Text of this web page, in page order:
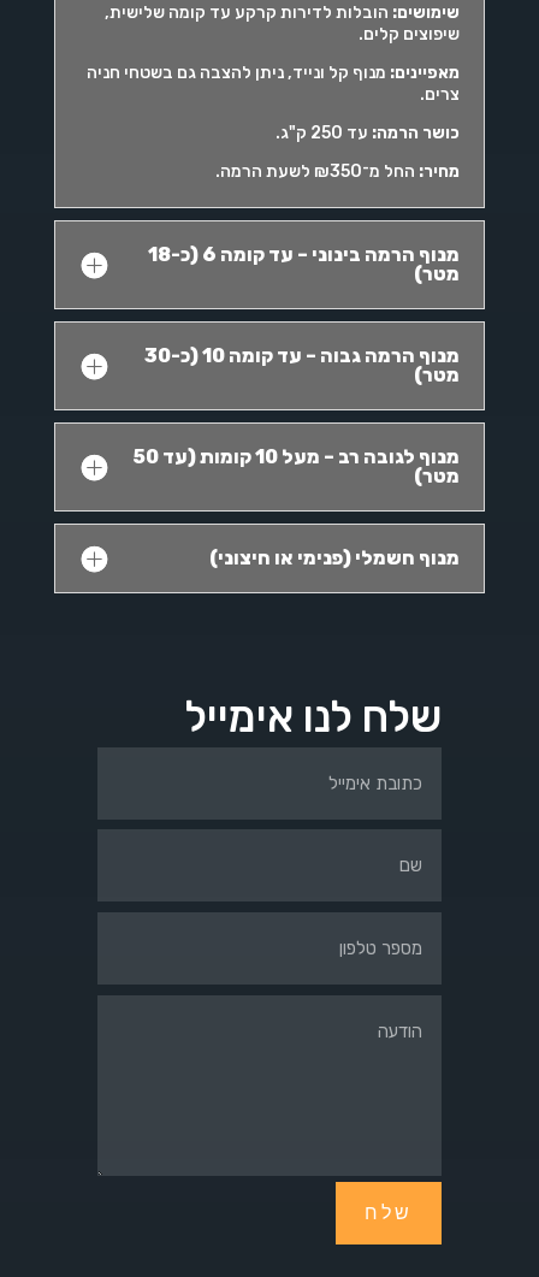
שימושים: הובלות לדירות קרקע עד קומה שלישית,
שיפוצים קלים.
מאפיינים: מנוף קל ונייד, ניתן להצבה גם בשטחי חניה
צרים.
כושר הרמה: עד 250 ק"ג.
מחיר: החל מ־₪350 לשעת הרמה.
מנוף הרמה בינוני – עד קומה 6 (כ-18
מטר)
מנוף הרמה גבוה – עד קומה 10 (כ-30
מטר)
מנוף לגובה רב – מעל 10 קומות (עד 50
מטר)
מנוף חשמלי (פנימי או חיצוני)
שלח לנו אימייל
שלח